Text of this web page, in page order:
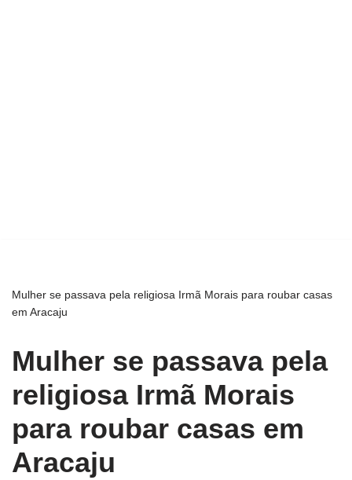
Mulher se passava pela religiosa Irmã Morais para roubar casas
em Aracaju
Mulher se passava pela
religiosa Irmã Morais
para roubar casas em
Aracaju